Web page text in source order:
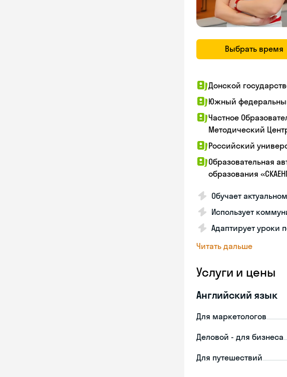
Выбрать время
Донской
Южный
Частное
Методический
Российский
Образовательная
образования
Обучает
Использует
Адаптирует уроки
Читать дальше
Услуги и цены
Английский язык
Для маркетологов
Деловой - для бизнеса
Для путешествий